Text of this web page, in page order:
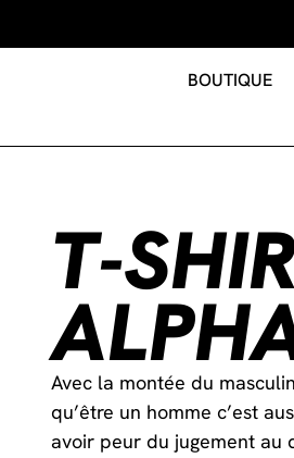
BOUTIQUE
T-
Avec la montée du
qu’être un homme c’est
avoir peur du jugement au